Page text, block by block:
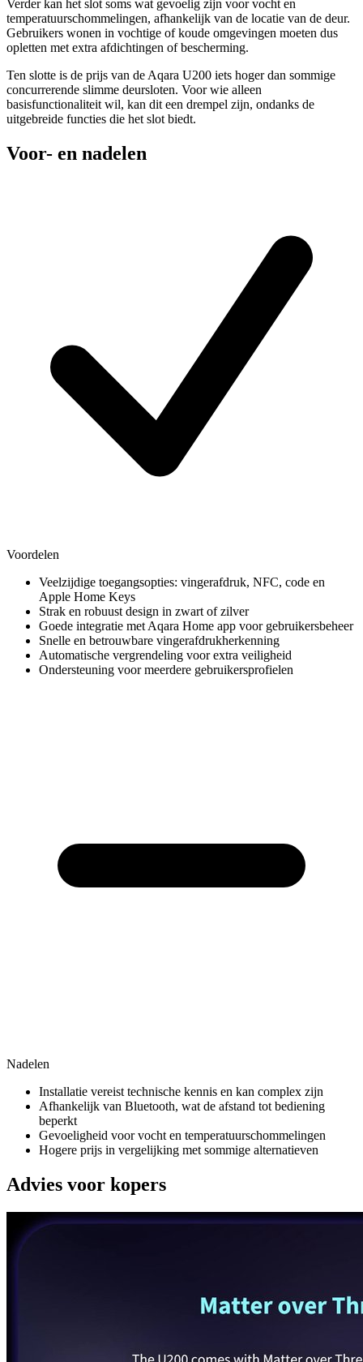
Verder kan het slot soms wat gevoelig zijn voor vocht en
temperatuurschommelingen, afhankelijk van de locatie van de deur.
Gebruikers wonen in vochtige of koude omgevingen moeten dus
opletten met extra afdichtingen of bescherming.
Ten slotte is de prijs van de Aqara U200 iets hoger dan sommige
concurrerende slimme deursloten. Voor wie alleen
basisfunctionaliteit wil, kan dit een drempel zijn, ondanks de
uitgebreide functies die het slot biedt.
Voor- en nadelen
Voordelen
Veelzijdige toegangsopties: vingerafdruk, NFC, code en
Apple Home Keys
Strak en robuust design in zwart of zilver
Goede integratie met Aqara Home app voor gebruikersbeheer
Snelle en betrouwbare vingerafdrukherkenning
Automatische vergrendeling voor extra veiligheid
Ondersteuning voor meerdere gebruikersprofielen
Nadelen
Installatie vereist technische kennis en kan complex zijn
Afhankelijk van Bluetooth, wat de afstand tot bediening
beperkt
Gevoeligheid voor vocht en temperatuurschommelingen
Hogere prijs in vergelijking met sommige alternatieven
Advies voor kopers